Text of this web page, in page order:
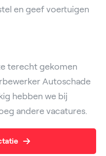
en geef voertuigen
terecht gekomen
Autoschade
hebben we bij
andere vacatures.